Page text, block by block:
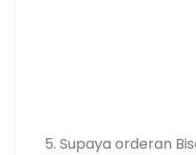
5. Supaya orderan